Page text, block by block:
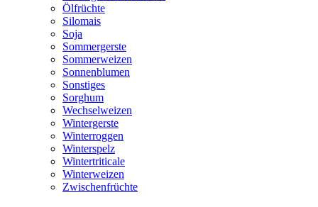
Ölfrüchte
Silomais
Soja
Sommergerste
Sommerweizen
Sonnenblumen
Sonstiges
Sorghum
Wechselweizen
Wintergerste
Winterroggen
Winterspelz
Wintertriticale
Winterweizen
Zwischenfrüchte